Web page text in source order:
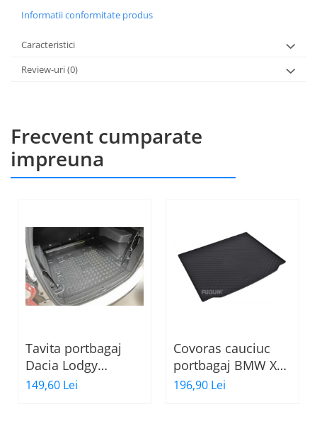
Informatii conformitate produs
Caracteristici
Review-uri(0)
Frecvent cumparate
impreuna
Tavita portbagaj
Dacia Lodgy
fabricatie 07.2012 -
149,60 Lei
Covoras cauciuc
portbagaj BMW X3
G01, 11.2017-
196,90 Lei